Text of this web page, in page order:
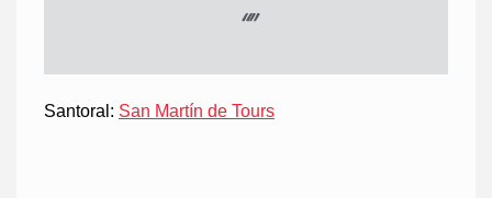
“”
Santoral: San Martín de Tours